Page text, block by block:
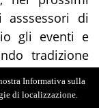
di
gli eventi e
tradizione
Messina.
Informativa sulla
di localizzazione.